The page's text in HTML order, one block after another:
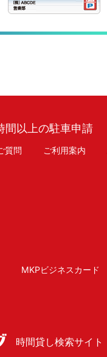
間以上の駐車申請
質問 ご利用案内
MKPビジネスカード
時間貸し検索サイト